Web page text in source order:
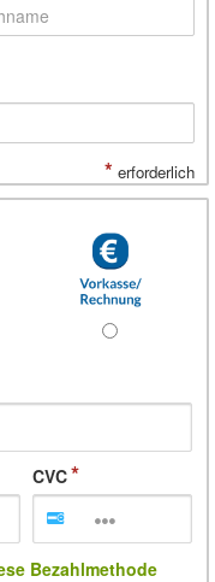
* erforderlich
CVC
Bezahlmethode